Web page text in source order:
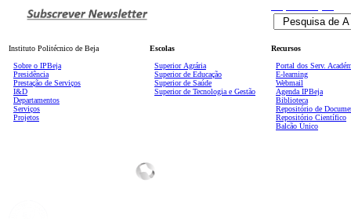
Instituto Politécnico de Beja
Sobre o IPBeja
Presidência
Prestação de Serviços
I&D
Departamentos
Serviços
Projetos
Escolas
Superior Agrária
Superior de Educação
Superior de Saúde
Superior de Tecnologia e Gestão
Recursos
Portal dos Serv.
E-learning
Webmail
Agenda IPBeja
Biblioteca
Repositório de
Repositório Científico
Balcão Único